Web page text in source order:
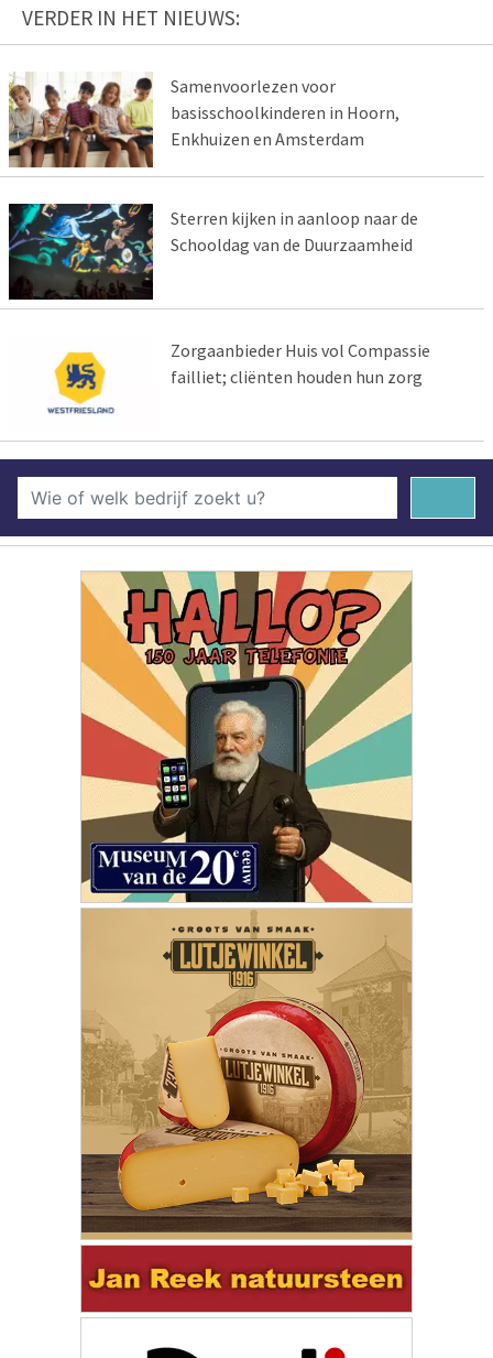
VERDER IN HET NIEUWS:
Samenvoorlezen voor
basisschoolkinderen in Hoorn,
Enkhuizen en Amsterdam
Sterren kijken in aanloop naar de
Schooldag van de Duurzaamheid
Zorgaanbieder Huis vol Compassie
failliet; cliënten houden hun zorg